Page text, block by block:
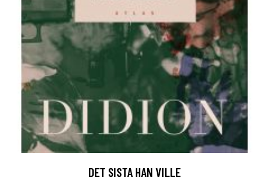
DET SISTA HAN VILLE